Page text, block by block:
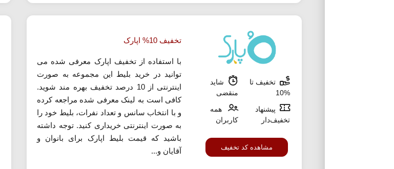
تخفیف تا
%10
شاید
منقضی
پیشنهاد
تخفیف‌دار
همه
کاربران
مشاهده کد تخفیف
تخفیف 10% اپارک
با استفاده از تخفیف اپارک معرفی شده می
توانید در خرید بلیط این مجموعه به صورت
اینترنتی از 10 درصد تخفیف بهره مند شوید.
کافی است به لینک معرفی شده مراجعه کرده
و با انتخاب سانس و تعداد نفرات، بلیط خود را
به صورت اینترنتی خریداری کنید. توجه داشته
باشید که قیمت بلیط اپارک برای بانوان و
آقایان و...